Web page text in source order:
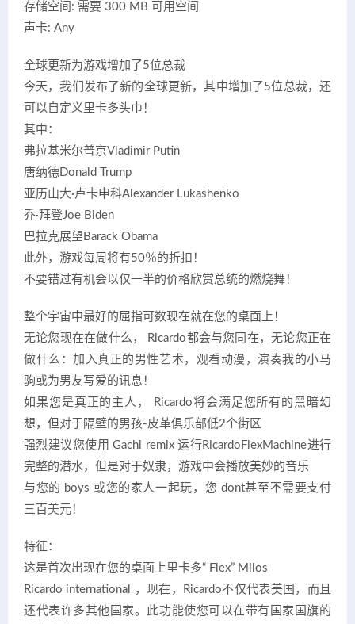
存储空间: 需要 300 MB 可用空间
声卡: Any
全球更新为游戏增加了5位总裁
今天，我们发布了新的全球更新，其中增加了5位总裁，还
可以自定义里卡多头巾！
其中：
弗拉基米尔普京Vladimir Putin
唐纳德Donald Trump
亚历山大·卢卡申科Alexander Lukashenko
乔·拜登Joe Biden
巴拉克展望Barack Obama
此外，游戏每周将有50％的折扣！
不要错过有机会以仅一半的价格欣赏总统的燃烧舞！
整个宇宙中最好的屈指可数现在就在您的桌面上！
无论您现在在做什么， Ricardo都会与您同在，无论您正在
做什么：加入真正的男性艺术，观看动漫，演奏我的小马
驹或为男友写爱的讯息！
如果您是真正的主人， Ricardo将会满足您所有的黑暗幻
想，但对于隔壁的男孩-皮革俱乐部低2个街区
强烈建议您使用 Gachi remix 运行RicardoFlexMachine进行
完整的潜水，但是对于奴隶，游戏中会播放美妙的音乐
与您的 boys 或您的家人一起玩，您 dont甚至不需要支付
三百美元！
特征：
这是首次出现在您的桌面上里卡多“ Flex” Milos
Ricardo international ，现在，Ricardo不仅代表美国，而且
还代表许多其他国家。此功能使您可以在带有国家国旗的